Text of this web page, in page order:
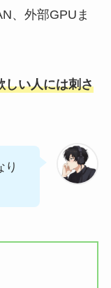
、外部GPUま
しい人には刺さ
り